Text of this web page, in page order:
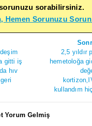
sorabilirsiniz.
Hemen Sorunuzu
gitti iş
hıv
2,5 yıldır
hemetoloğa
kullandım
Yorum Gelmiş